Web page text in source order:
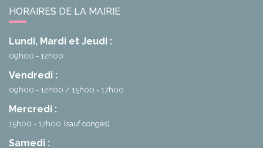
HORAIRES DE LA MAIRIE
Lundi, Mardi et Jeudi :
09h00 - 12h00
Vendredi :
09h00 - 12h00 15h00 - 17h00
Mercredi :
15h00 - 17h00 (sauf congés)
Samedi :